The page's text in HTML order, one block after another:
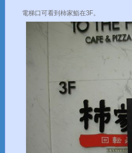
電梯口可看到柿家鮨在3F。